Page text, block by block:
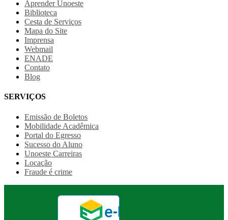
Aprender Unoeste
Biblioteca
Cesta de Serviços
Mapa do Site
Imprensa
Webmail
ENADE
Contato
Blog
SERVIÇOS
Emissão de Boletos
Mobilidade Acadêmica
Portal do Egresso
Sucesso do Aluno
Unoeste Carreiras
Locação
Fraude é crime